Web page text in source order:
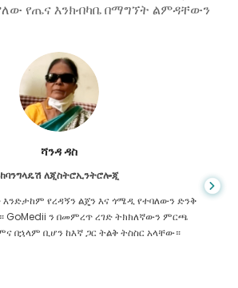
የጤና እንክብካቤ በማግኘት ልምዳቸውን
ሻንዳ ዳስ
ከባንግላዴሽ ለጂስትሮኢንትሮሎጂ
እንድታከም የረዳኝን ልጄን እና ጎሜዲ የተባለውን ድንቅ
GoMedii ን በመምረጥ ረገድ ትክክለኛውን ምርጫ
በኋላም ቢሆን ከእኛ ጋር ትልቅ ትስስር አላቸው።